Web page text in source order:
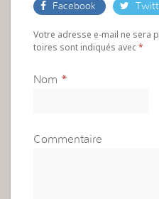
Facebook
Votre adresse e-mail ne sera
toires sont indiqués avec*
Nom *
Commentaire